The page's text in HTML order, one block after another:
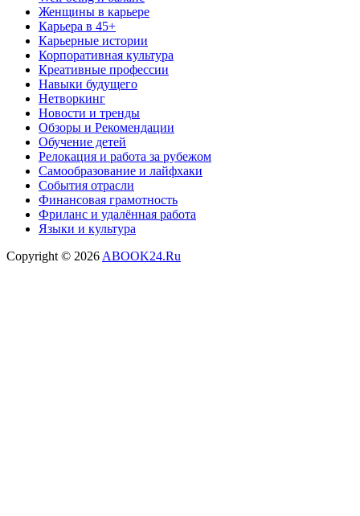
Женщины в карьере
Карьера в 45+
Карьерные истории
Корпоративная культура
Креативные профессии
Навыки будущего
Нетворкинг
Новости и тренды
Обзоры и Рекомендации
Обучение детей
Релокация и работа за рубежом
Самообразование и лайфхаки
События отрасли
Финансовая грамотность
Фриланс и удалённая работа
Языки и культура
Copyright © 2026 ABOOK24.Ru